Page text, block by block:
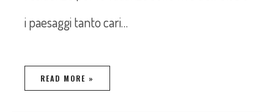
i paesaggi tanto cari…
READ MORE »